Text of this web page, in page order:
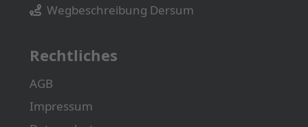
Wegbeschreibung Dersum
Rechtliches
AGB
Impressum